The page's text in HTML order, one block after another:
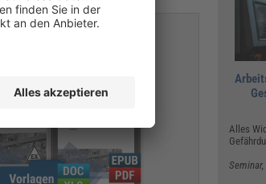
Alles
Seminar